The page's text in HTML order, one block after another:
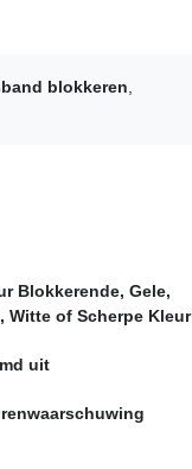
blokkeren
Blokkerende, Gele,
Witte of Scherpe Kleur
uit